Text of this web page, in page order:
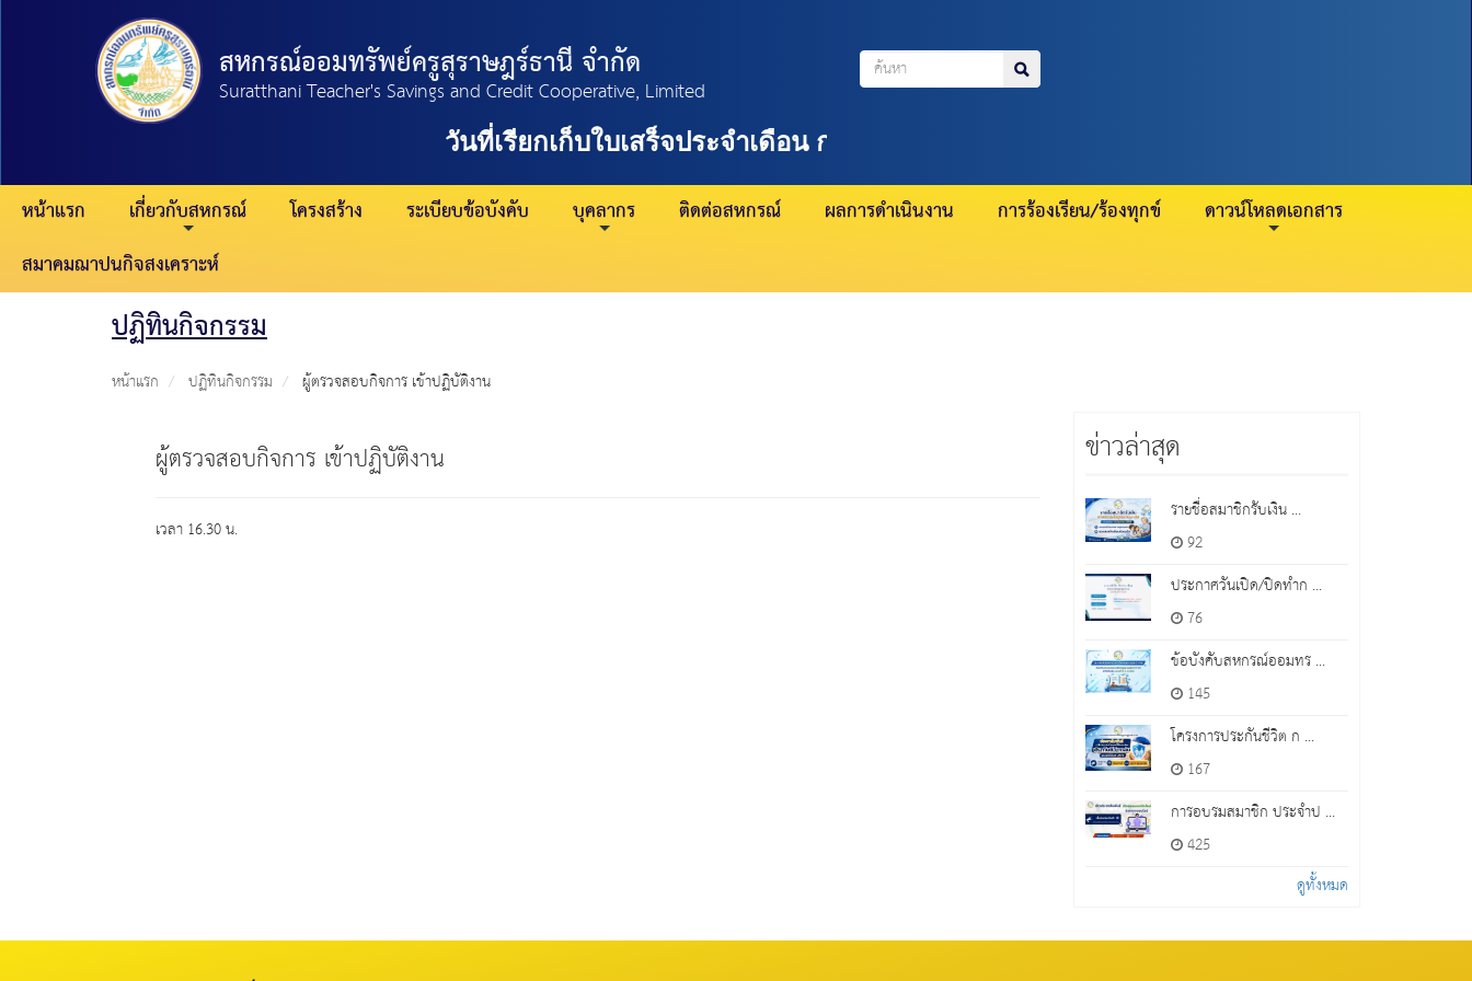
สหกรณ์ออมทรัพย์ครูสุราษฎร์ธานี จำกัด
Suratthani Teacher's Savings and Credit Cooperative, Limited
วันที่เรียกเก็บใบเสร็จประจำเดือน กรกฎาคม 2569
หน้าแรก เกี่ยวกับสหกรณ์ โครงสร้าง ระเบียบข้อบังคับ บุคลากร ติดต่อสหกรณ์ ผลการดำเนินงาน การร้องเรียน/ร้องทุกข์
ดาวน์โหลดเอกสาร
สมาคมฌาปนกิจสงเคราะห์
ปฏิทินกิจกรรม
หน้าแรก ปฏิทินกิจกรรม ผู้ตรวจสอบกิจการ เข้าปฏิบัติงาน
ผู้ตรวจสอบกิจการ เข้าปฏิบัติงาน
เวลา 16.30 น.
ข่าวล่าสุด
รายชื่อสมาชิกรับเงิน ...
92
ประกาศวันเปิด/ปิดทำก ...
76
ข้อบังคับสหกรณ์ออมทร ...
145
โครงการประกันชีวิต ก ...
167
การอบรมสมาชิก ประจำป ...
425
ดูทั้งหมด